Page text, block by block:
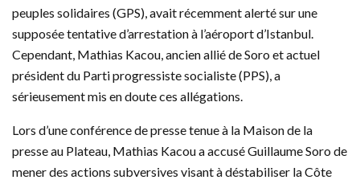
peuples solidaires (GPS), avait récemment alerté sur une
supposée tentative d’arrestation à l’aéroport d’Istanbul.
Cependant, Mathias Kacou, ancien allié de Soro et actuel
président du Parti progressiste socialiste (PPS), a
sérieusement mis en doute ces allégations.
Lors d’une conférence de presse tenue à la Maison de la
presse au Plateau, Mathias Kacou a accusé Guillaume Soro de
mener des actions subversives visant à déstabiliser la Côte